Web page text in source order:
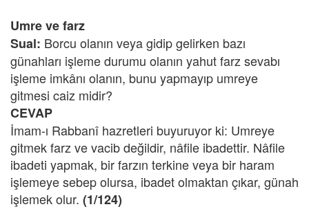
Umre ve farz
Sual: Borcu olanın veya gidip gelirken bazı
günahları işleme durumu olanın yahut farz sevabı
işleme imkânı olanın, bunu yapmayıp umreye
gitmesi caiz midir?
CEVAP
İmam-ı Rabbanî hazretleri buyuruyor ki: Umreye
gitmek farz ve vacib değildir, nâfile ibadettir. Nâfile
ibadeti yapmak, bir farzın terkine veya bir haram
işlemeye sebep olursa, ibadet olmaktan çıkar, günah
işlemek olur. (1/124)